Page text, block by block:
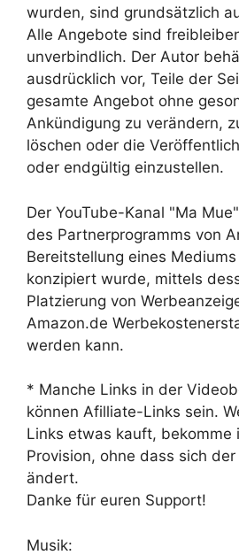
wurden, sind grundsätzlich
Alle Angebote sind
unverbindlich. Der Autor
ausdrücklich vor, Teile der
gesamte Angebot ohne
Ankündigung zu verändern,
löschen oder die
oder endgültig einzustellen.
Der YouTube-Kanal "Ma
des Partnerprogramms von
Bereitstellung eines
konzipiert wurde, mittels
Platzierung von
Amazon.de
werden kann.
* Manche Links in der
können Afilliate-Links sein.
Links etwas kauft, bekomme
Provision, ohne dass sich
ändert.
Danke für euren Support!
Musik: